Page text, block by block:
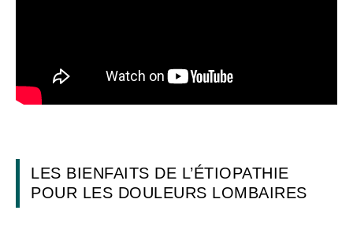
LES BIENFAITS DE L’ÉTIOPATHIE
POUR LES DOULEURS LOMBAIRES